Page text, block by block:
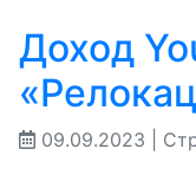
Доход
09.09.2023 |